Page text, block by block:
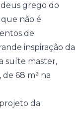
grego do
não é
de
inspiração da
suíte master,
, de 68 m² na